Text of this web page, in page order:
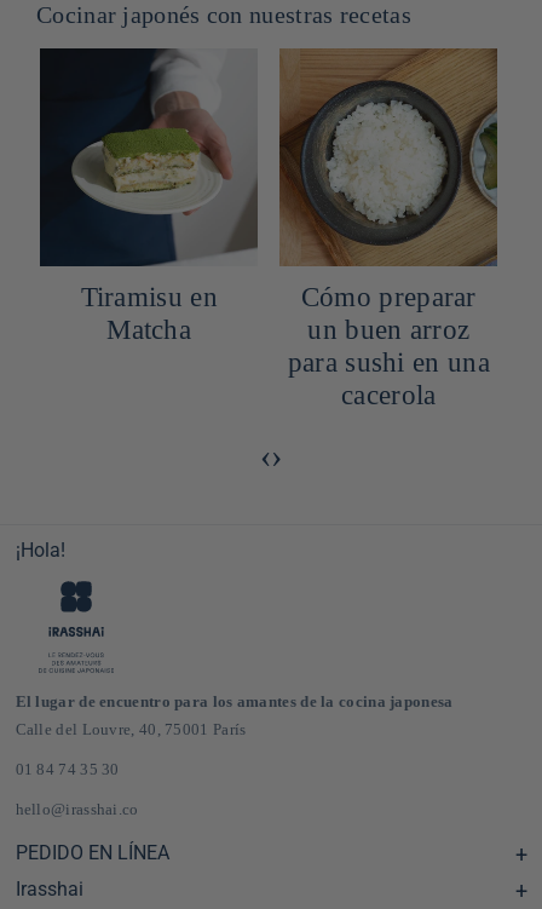
Cocinar japonés con nuestras recetas
Cómo preparar
un buen arroz
Tomates de
cereza y gombo
en Ponzu
‹›
¡Hola!
El lugar de encuentro para los amantes de la cocina japonesa
Calle del Louvre, 40, 75001 París
01 84 74 35 30
hello@irasshai.co
PEDIDO EN LÍNEA
Centro de ayuda y preguntas frecuentes
Irasshai